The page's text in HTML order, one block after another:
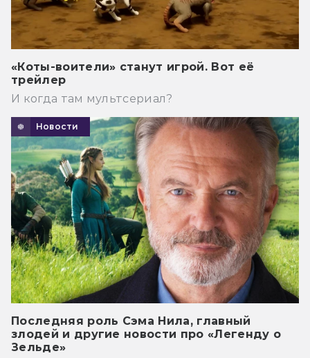
«Коты-воители» станут игрой. Вот её
трейлер
И когда там мультсериал?
Новости
Последняя роль Сэма Нила, главный
злодей и другие новости про «Легенду о
Зельде»